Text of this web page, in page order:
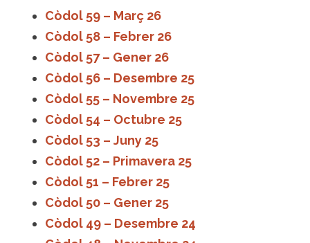
Còdol 59 – Març 26
Còdol 58 – Febrer 26
Còdol 57 – Gener 26
Còdol 56 – Desembre 25
Còdol 55 – Novembre 25
Còdol 54 – Octubre 25
Còdol 53 – Juny 25
Còdol 52 – Primavera 25
Còdol 51 – Febrer 25
Còdol 50 – Gener 25
Còdol 49 – Desembre 24